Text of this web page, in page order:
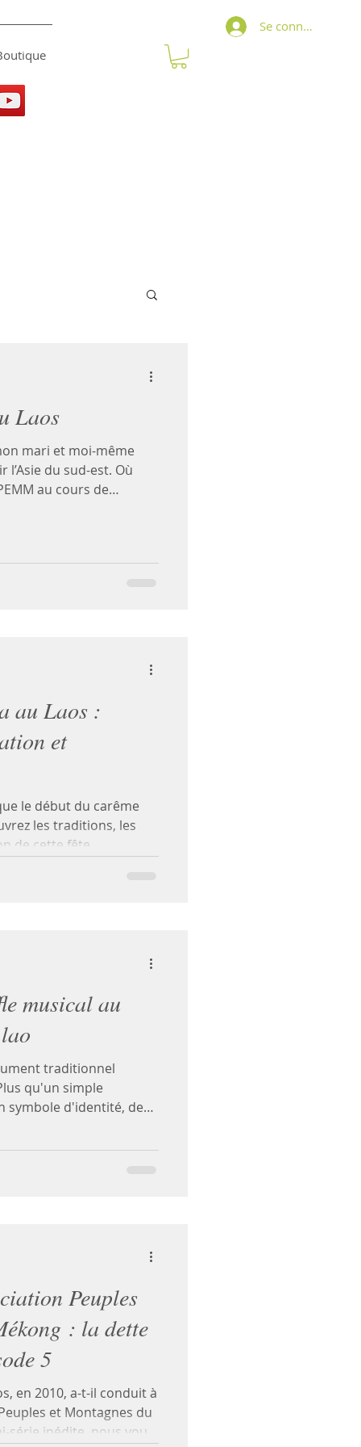
Se connecter
Laos
mari et moi-même
du sud-est. Où
au cours de
les objectifs de
au Laos :
et
le début du carême
les traditions, les
de cette fête.
musical au
traditionnel
qu'un simple
symbole d'identité, de
le son du Khène
Peuples
: la dette
5
en 2010, a-t-il conduit à
et Montagnes du
série inédite, nous vous